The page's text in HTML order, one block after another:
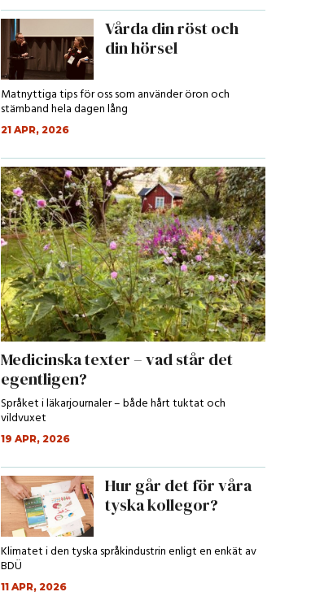
Vårda din röst och
din hörsel
Matnyttiga tips för oss som använder öron och
stämband hela dagen lång
21 APR, 2026
Medicinska texter – vad står det
egentligen?
Språket i läkarjournaler – både hårt tuktat och
vildvuxet
19 APR, 2026
Hur går det för våra
tyska kollegor?
Klimatet i den tyska språkindustrin enligt en enkät av
BDÜ
11 APR, 2026